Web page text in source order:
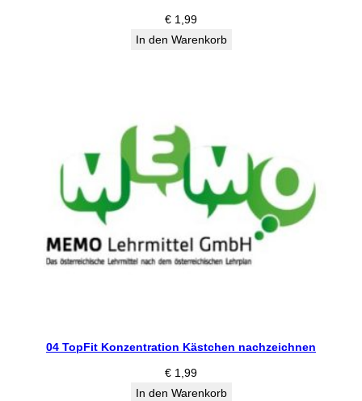
€ 1,99
In den Warenkorb
04 TopFit Konzentration Kästchen nachzeichnen
€ 1,99
In den Warenkorb